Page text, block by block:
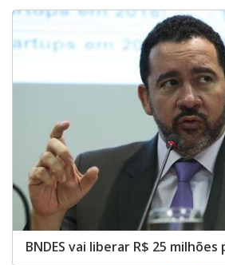
BNDES vai liberar R$ 25 milhões